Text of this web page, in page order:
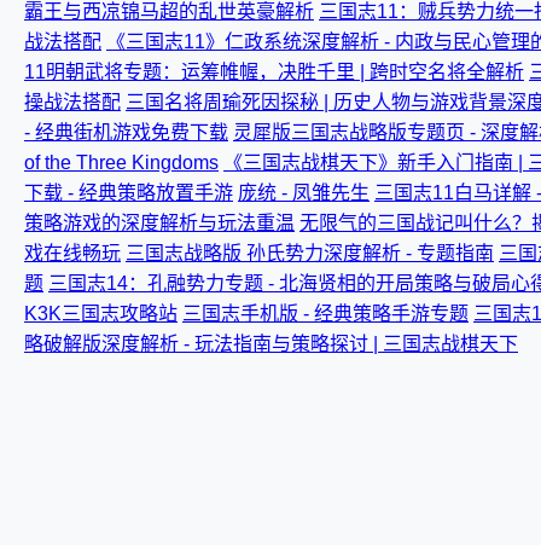
霸王与西凉锦马超的乱世英豪解析 三国志11：贼兵势力统
战法搭配
《三国志11》仁政系统深度解析 - 内政与民心管理
11明朝武将专题：运筹帷幄，决胜千里 | 跨时空名将全解析
操战法搭配 三国名将周瑜死因探秘 | 历史人物与游戏背景深
- 经典街机游戏免费下载 灵犀版三国志战略版专题页 - 深度
of the Three Kingdoms
《三国志战棋天下》新手入门指南 |
下载 - 经典策略放置手游 庞统 - 凤雏先生 三国志11白马详解
策略游戏的深度解析与玩法重温 无限气的三国战记叫什么？
戏在线畅玩 三国志战略版 孙氏势力深度解析 - 专题指南 三
题 三国志14：孔融势力专题 - 北海贤相的开局策略与破局心
K3K三国志攻略站 三国志手机版 - 经典策略手游专题 三国志
略破解版深度解析 - 玩法指南与策略探讨 | 三国志战棋天下